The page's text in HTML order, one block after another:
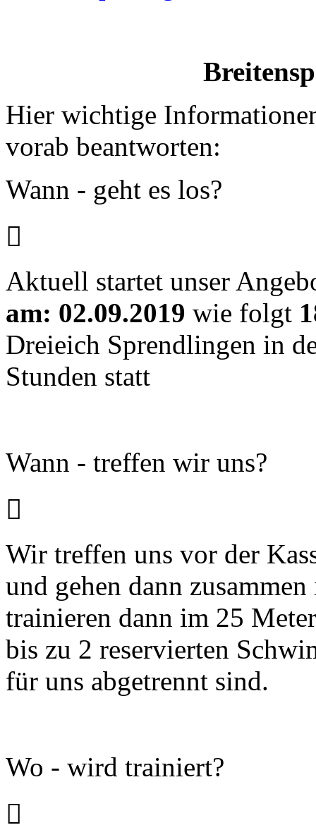
Hier wichtige
vorab beantworten:
Wann - geht es los?

Aktuell startet unser
am: 02.09.2019 wie folgt
Dreieich Sprendlingen in
Stunden statt
Wann - treffen wir uns?

Wir treffen uns vor der
und gehen dann
trainieren dann im 25
bis zu 2 reservierten
für uns abgetrennt sind.
Wo - wird trainiert?
